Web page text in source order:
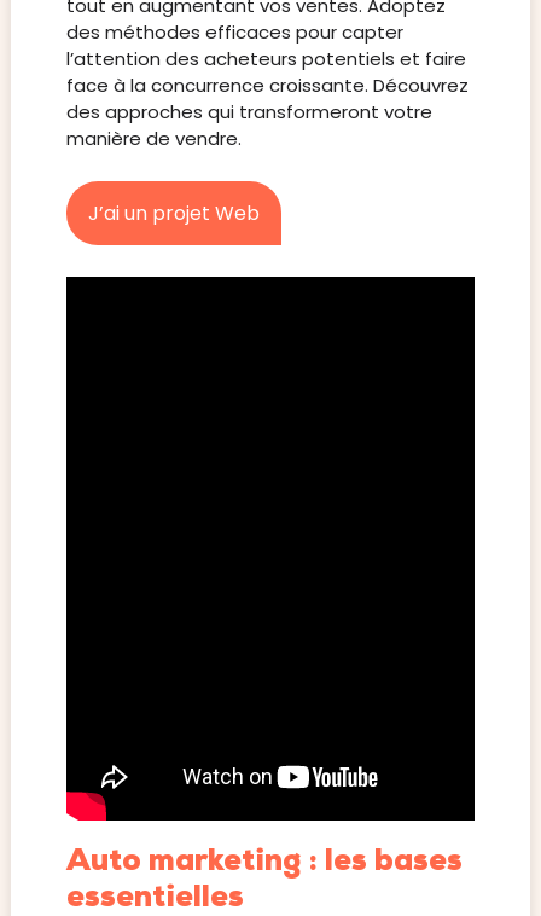
tout en augmentant vos ventes. Adoptez
des méthodes efficaces pour capter
l’attention des acheteurs potentiels et faire
face à la concurrence croissante. Découvrez
des approches qui transformeront votre
manière de vendre.
J’ai un projet Web
Auto marketing : les bases
essentielles